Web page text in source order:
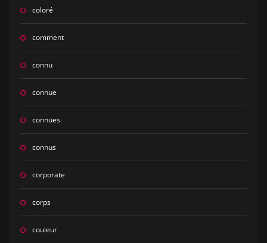
coloré
comment
connu
connue
connues
connus
corporate
corps
couleur